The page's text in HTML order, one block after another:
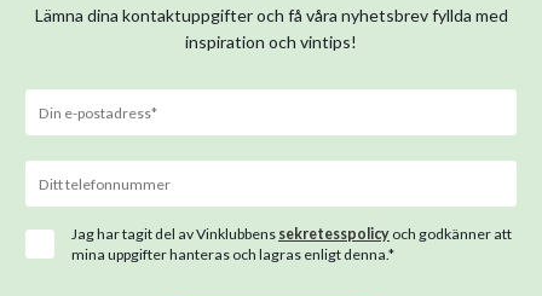
Lämna dina kontaktuppgifter och få våra nyhetsbrev fyllda med
inspiration och vintips!
Jag har tagit del av Vinklubbens sekretesspolicy och godkänner att
mina uppgifter hanteras och lagras enligt denna.*